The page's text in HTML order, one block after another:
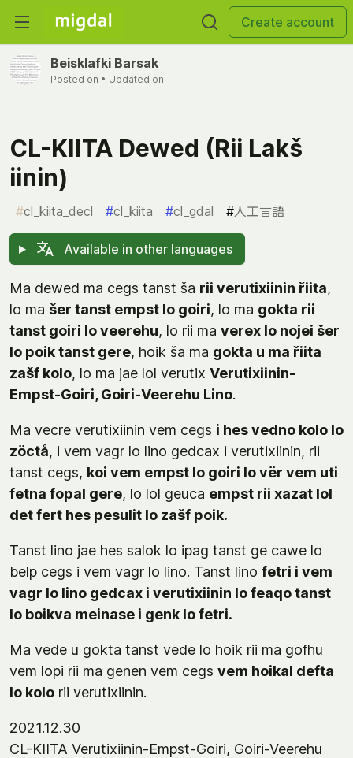
Create account
Beisklafki Barsak
Posted on • Updated on
CL-KIITA Dewed (Rii Lakš
iinin)
#cl_kiita_decl #cl_kiita #cl_gdal #人工言語
Available in other languages
Ma dewed ma cegs tanst ša rii verutixiinin řiita,
lo ma šer tanst empst lo goiri, lo ma gokta rii
tanst goiri lo veerehu, lo rii ma verex lo nojei šer
lo poik tanst gere, hoik ša ma gokta u ma řiita
zašf kolo, lo ma jae lol verutix Verutixiinin-
Empst-Goiri, Goiri-Veerehu Lino.
Ma vecre verutixiinin vem cegs i hes vedno kolo lo
zöctå, i vem vagr lo lino gedcax i verutixiinin, rii
tanst cegs, koi vem empst lo goiri lo vër vem uti
fetna fopal gere, lo lol geuca empst rii xazat lol
det fert hes pesulit lo zašf poik.
Tanst lino jae hes salok lo ipag tanst ge cawe lo
belp cegs i vem vagr lo lino. Tanst lino fetri i vem
vagr lo lino gedcax i verutixiinin lo feaqo tanst
lo boikva meinase i genk lo fetri.
Ma vede u gokta tanst vede lo hoik rii ma gofhu
vem lopi rii ma genen vem cegs vem hoikal defta
lo kolo rii verutixiinin.
2021.12.30
CL-KIITA Verutixiinin-Empst-Goiri, Goiri-Veerehu